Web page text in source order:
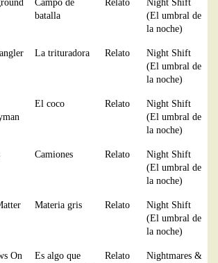
Campo de
batalla
Relato
Night Shift
(El umbral de
la noche)
La trituradora Relato
Night Shift
(El umbral de
la noche)
El coco Relato
Night Shift
(El umbral de
la noche)
Camiones Relato
Night Shift
(El umbral de
la noche)
Materia gris Relato
Night Shift
(El umbral de
la noche)
On
Es algo que
Relato
Nightmares &